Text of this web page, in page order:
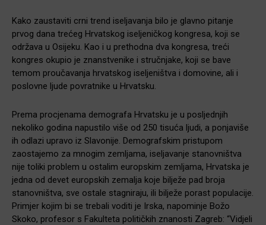
Kako zaustaviti crni trend iseljavanja bilo je glavno pitanje
prvog dana trećeg Hrvatskog iseljeničkog kongresa, koji se
održava u Osijeku. Kao i u prethodna dva kongresa, treći
kongres okupio je znanstvenike i stručnjake, koji se bave
temom proučavanja hrvatskog iseljeništva i domovine, ali i
poslovne ljude povratnike u Hrvatsku.
Prema procjenama demografa Hrvatsku je u posljednjih
nekoliko godina napustilo više od 250 tisuća ljudi, a ponjaviše
ih odlazi upravo iz Slavonije. Demografskim pristupom
zaostajemo za mnogim zemljama, iseljavanje stanovništva
nije toliki problem u ostalim europskim zemljama, Hrvatska je
jedna od devet europskih zemalja koje bilježe pad broja
stanovništva, sve ostale stagniraju, ili bilježe porast populacije.
Primjer kojim bi se trebali voditi je Irska, napominje Božo
Skoko, profesor s Fakulteta političkih znanosti Zagreb: “Vidjeli